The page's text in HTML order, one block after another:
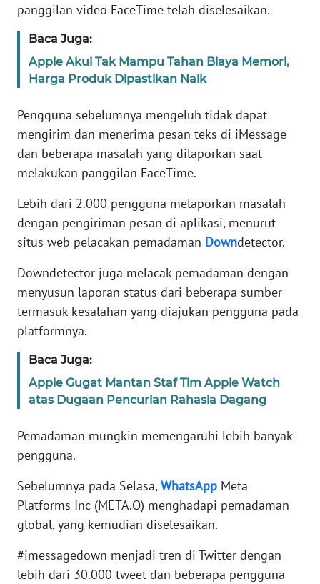
panggilan video FaceTime telah diselesaikan.
Baca Juga:
Apple Akui Tak Mampu Tahan Biaya Memori,
Harga Produk Dipastikan Naik
Pengguna sebelumnya mengeluh tidak dapat
mengirim dan menerima pesan teks di iMessage
dan beberapa masalah yang dilaporkan saat
melakukan panggilan FaceTime.
Lebih dari 2.000 pengguna melaporkan masalah
dengan pengiriman pesan di aplikasi, menurut
situs web pelacakan pemadaman Downdetector.
Downdetector juga melacak pemadaman dengan
menyusun laporan status dari beberapa sumber
termasuk kesalahan yang diajukan pengguna pada
platformnya.
Baca Juga:
Apple Gugat Mantan Staf Tim Apple Watch
atas Dugaan Pencurian Rahasia Dagang
Pemadaman mungkin memengaruhi lebih banyak
pengguna.
Sebelumnya pada Selasa,WhatsApp Meta
Platforms Inc (META.O) menghadapi pemadaman
global, yang kemudian diselesaikan.
#imessagedown menjadi tren di Twitter dengan
lebih dari 30.000 tweet dan beberapa pengguna
KONTAK
KAMI
IKLAN
TENTANG
KAMI
PEDOMAN
MEDIA
SIBER
REDAKSI
Wahana
Regional
SUMUT
WN
JAKARTA
WN